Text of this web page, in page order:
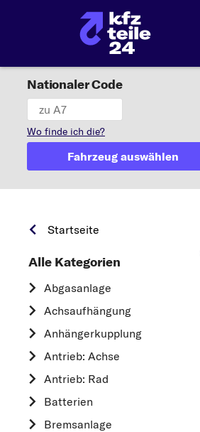
Nationaler Code
Wo finde ich die?
Fahrzeug auswählen
Startseite
Alle Kategorien
Abgasanlage
Achsaufhängung
Anhängerkupplung
Antrieb: Achse
Antrieb: Rad
Batterien
Bremsanlage